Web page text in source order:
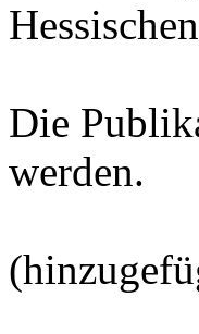
Die
werden.